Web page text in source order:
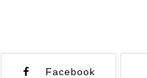
Facebook